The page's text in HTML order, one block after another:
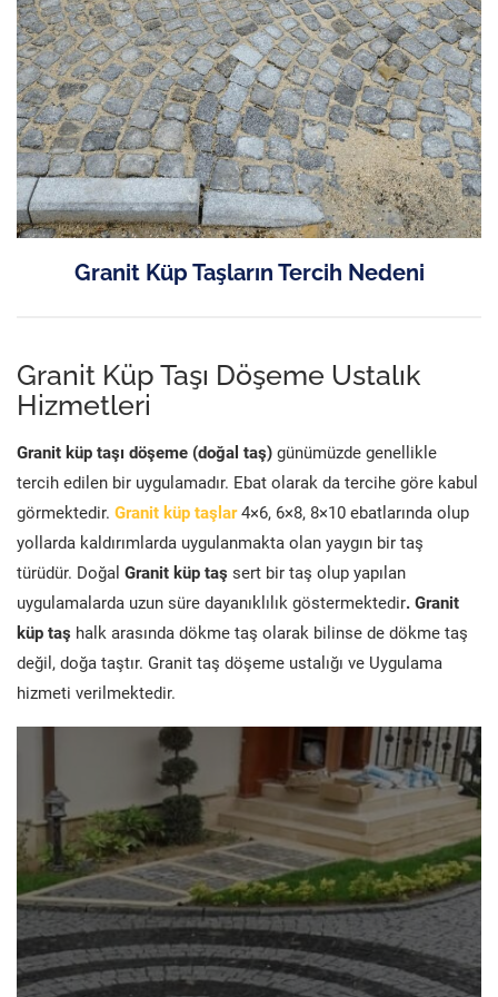
Granit Küp Taşların Tercih Nedeni
Granit Küp Taşı Döşeme Ustalık
Hizmetleri
Granit küp taşı döşeme (doğal taş) günümüzde genellikle
tercih edilen bir uygulamadır. Ebat olarak da tercihe göre kabul
görmektedir. Granit küp taşlar 4×6, 6×8, 8×10 ebatlarında olup
yollarda kaldırımlarda uygulanmakta olan yaygın bir taş
türüdür. Doğal Granit küp taş sert bir taş olup yapılan
uygulamalarda uzun süre dayanıklılık göstermektedir. Granit
küp taş halk arasında dökme taş olarak bilinse de dökme taş
değil, doğa taştır. Granit taş döşeme ustalığı ve Uygulama
hizmeti verilmektedir.